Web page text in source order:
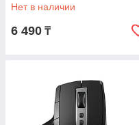
Нет в наличии
6 490 ₸